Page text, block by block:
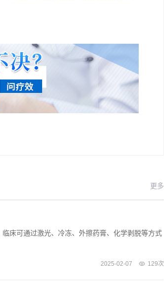
更多
床可通过激光、冷冻、外擦药膏、化学剥脱等方式
2025-02-07 129次